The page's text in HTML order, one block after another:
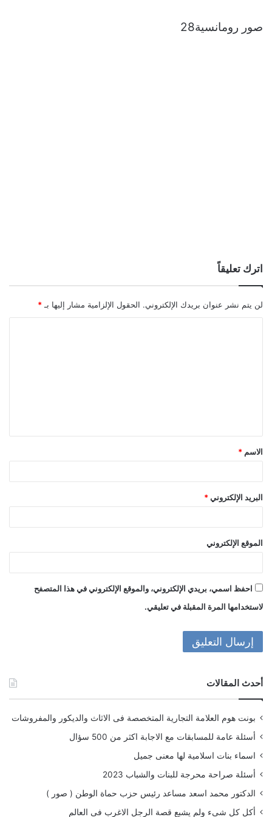
صور رومانسية28
اترك تعليقاً
لن يتم نشر عنوان بريدك الإلكتروني. الحقول الإلزامية مشار إليها بـ *
ق
*
الاسم *
البريد الإلكتروني *
الموقع الإلكتروني
احفظ اسمي، بريدي الإلكتروني، والموقع الإلكتروني في هذا المتصفح
لاستخدامها المرة المقبلة في تعليقي.
أحدث المقالات
بونت هوم العلامة التجارية المتخصصة فى الاثاث والديكور والمفروشات
أسئلة عامة للمسابقات مع الاجابة اكثر من 500 سؤال
اسماء بنات اسلامية لها معنى جميل
أسئلة صراحة محرجة للبنات والشباب 2023
الدكتور محمد اسعد مساعد رئيس حزب حماة الوطن ( صور )
أكل كل شىء ولم يشبع قصة الرجل الاغرب فى العالم